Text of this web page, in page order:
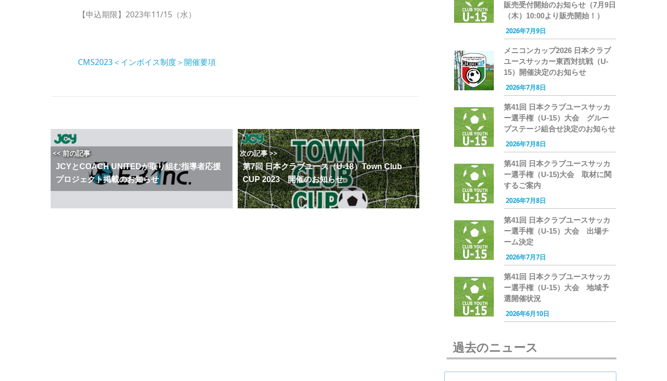
【申込期限】2023年11/15（水）
CMS2023＜インボイス制度＞開催要項
<< 前の記事
JCYとCOACH UNITEDが取り組む指導者応援
プロジェクト掲載のお知らせ
次の記事 >>
第7回 日本クラブユース（U-18）Town Club
CUP 2023 開催のお知らせ
販売受付開始のお知らせ（7月9日
（木）10:00より販売開始！）
2026年7月9日
メニコンカップ2026 日本クラブ
ユースサッカー東西対抗戦（U-
15）開催決定のお知らせ
2026年7月8日
第41回 日本クラブユースサッカ
ー選手権（U-15）大会 グルー
プステージ組合せ決定のお知らせ
2026年7月8日
第41回 日本クラブユースサッカ
ー選手権（U-15)大会 取材に関
するご案内
2026年7月8日
第41回 日本クラブユースサッカ
ー選手権（U-15）大会 出場チ
ーム決定
2026年7月7日
第41回 日本クラブユースサッカ
ー選手権（U-15）大会 地域予
選開催状況
2026年6月10日
過去のニュース